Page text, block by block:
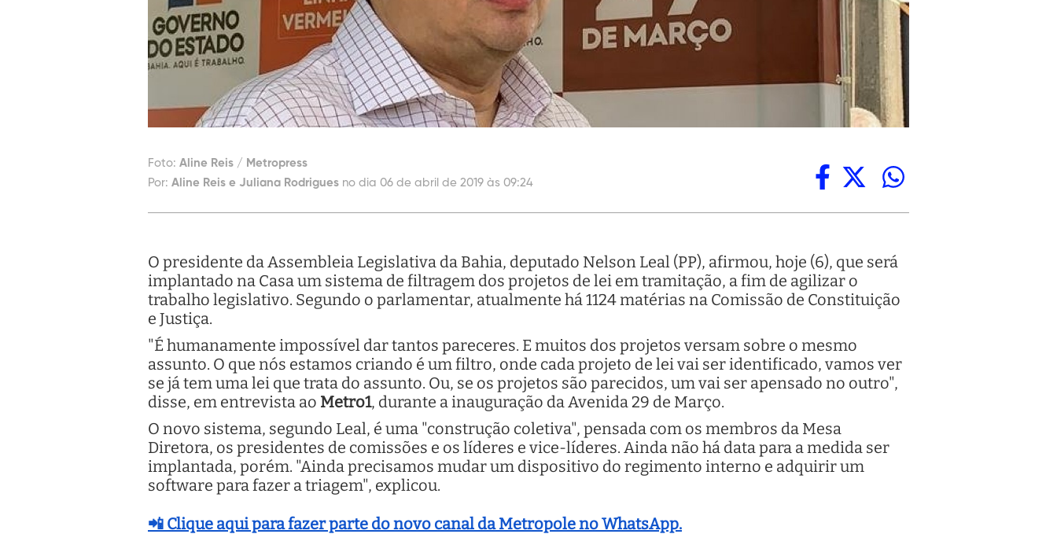
Foto: Aline Reis / Metropress
Por: Aline Reis e Juliana Rodrigues no dia 06 de abril de 2019 às 09:24
O presidente da Assembleia Legislativa da Bahia, deputado Nelson Leal (PP), afirmou, hoje (6), que será
implantado na Casa um sistema de filtragem dos projetos de lei em tramitação, a fim de agilizar o
trabalho legislativo. Segundo o parlamentar, atualmente há 1124 matérias na Comissão de Constituição
e Justiça.
"É humanamente impossível dar tantos pareceres. E muitos dos projetos versam sobre o mesmo
assunto. O que nós estamos criando é um filtro, onde cada projeto de lei vai ser identificado, vamos ver
se já tem uma lei que trata do assunto. Ou, se os projetos são parecidos, um vai ser apensado no outro",
disse, em entrevista ao Metro1, durante a inauguração da Avenida 29 de Março.
O novo sistema, segundo Leal, é uma "construção coletiva", pensada com os membros da Mesa
Diretora, os presidentes de comissões e os líderes e vice-líderes. Ainda não há data para a medida ser
implantada, porém. "Ainda precisamos mudar um dispositivo do regimento interno e adquirir um
software para fazer a triagem", explicou.
📲 Clique aqui para fazer parte do novo canal da Metropole no WhatsApp.